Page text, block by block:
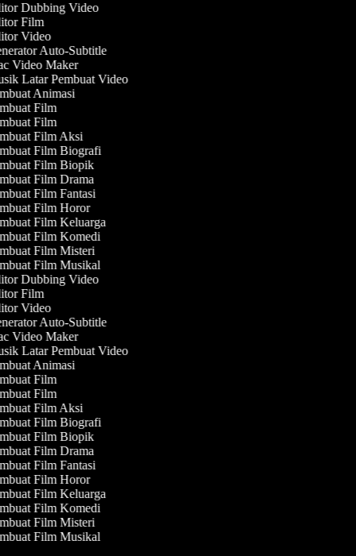
Dubbing Video
Film
Video
Auto-Subtitle
Video Maker
Latar Pembuat Video
Animasi
Film
Film
Film Aksi
Film Biografi
Film Biopik
Film Drama
Film Fantasi
Film Horor
Film Keluarga
Film Komedi
Film Misteri
Film Musikal
Dubbing Video
Film
Video
Auto-Subtitle
Video Maker
Latar Pembuat Video
Animasi
Film
Film
Film Aksi
Film Biografi
Film Biopik
Film Drama
Film Fantasi
Film Horor
Film Keluarga
Film Komedi
Film Misteri
Film Musikal